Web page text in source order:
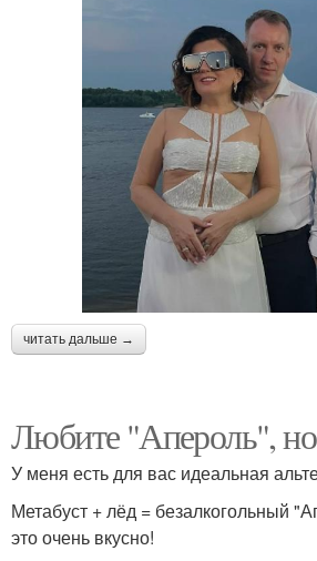
читать дальше →
Любите "Апероль", но
У меня есть для вас идеальная
Метабуст + лёд = безалкогольный
это очень вкусно!